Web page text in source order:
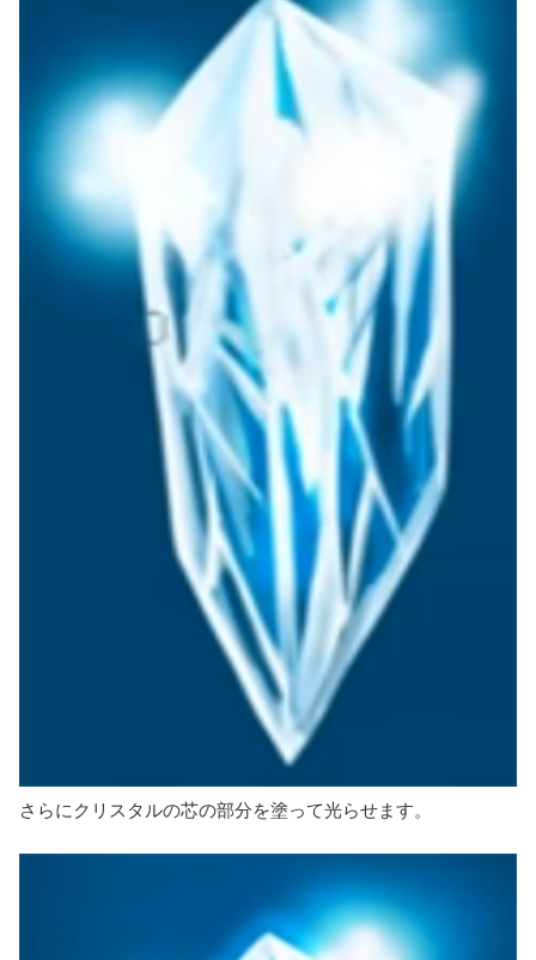
さらにクリスタルの芯の部分を塗って光らせます。